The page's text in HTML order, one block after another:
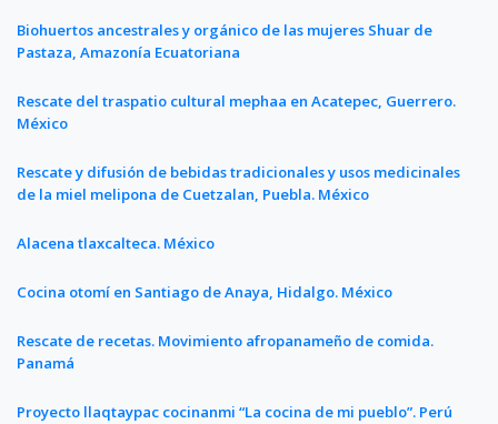
Biohuertos ancestrales y orgánico de las mujeres Shuar de
Pastaza, Amazonía Ecuatoriana
Rescate del traspatio cultural mephaa en Acatepec, Guerrero.
México
Rescate y difusión de bebidas tradicionales y usos medicinales
de la miel melipona de Cuetzalan, Puebla. México
Alacena tlaxcalteca. México
Cocina otomí en Santiago de Anaya, Hidalgo. México
Rescate de recetas. Movimiento afropanameño de comida.
Panamá
Proyecto llaqtaypac cocinanmi “La cocina de mi pueblo”. Perú